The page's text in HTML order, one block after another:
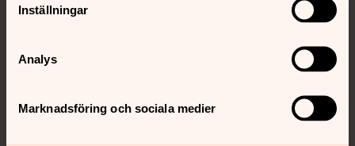
Inställningar
Analys
Marknadsföring och sociala medier